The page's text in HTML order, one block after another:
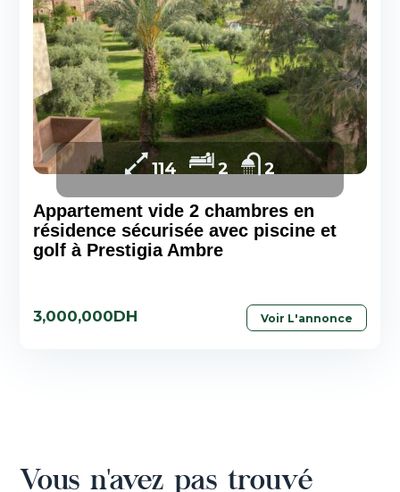
Appartement vide 2 chambres en
résidence sécurisée avec piscine et
golf à Prestigia Ambre
3,000,000DH Voir L'annonce
114 2 2
Vous n'avez pas trouvé